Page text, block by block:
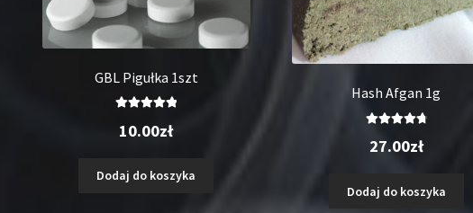
GBL Pigułka 1szt
5.00na 5
10.00zł
Dodaj do koszyka
Hash Afgan 1g
4.88na 5
27.00zł
Dodaj do koszyka